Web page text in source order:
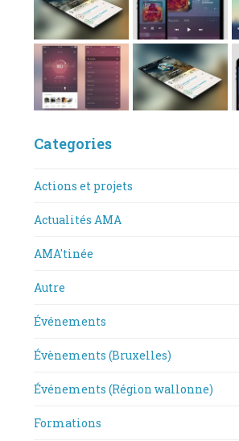
Categories
Actions et projets
Actualités AMA
AMA'tinée
Autre
Événements
Évènements (Bruxelles)
Événements (Région wallonne)
Formations